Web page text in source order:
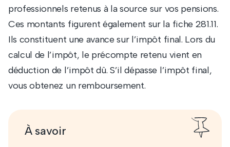
professionnels retenus à la source sur vos pensions.
Ces montants figurent également sur la fiche 281.11.
Ils constituent une avance sur l’impôt final. Lors du
calcul de l’impôt, le précompte retenu vient en
déduction de l’impôt dû. S’il dépasse l’impôt final,
vous obtenez un remboursement.
À savoir